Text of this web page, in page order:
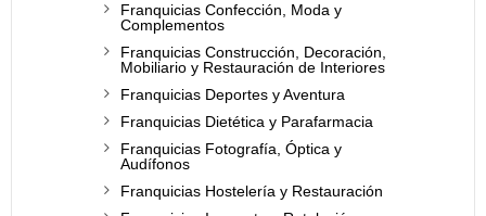
Franquicias Confección, Moda y
Complementos
Franquicias Construcción, Decoración,
Mobiliario y Restauración de Interiores
Franquicias Deportes y Aventura
Franquicias Dietética y Parafarmacia
Franquicias Fotografía, Óptica y
Audífonos
Franquicias Hostelería y Restauración